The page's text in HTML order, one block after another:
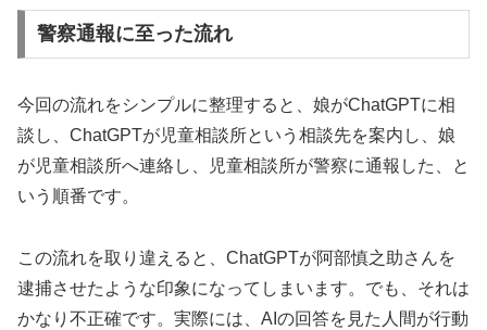
警察通報に至った流れ
今回の流れをシンプルに整理すると、娘がChatGPTに相
談し、ChatGPTが児童相談所という相談先を案内し、娘
が児童相談所へ連絡し、児童相談所が警察に通報した、と
いう順番です。
この流れを取り違えると、ChatGPTが阿部慎之助さんを
逮捕させたような印象になってしまいます。でも、それは
かなり不正確です。実際には、AIの回答を見た人間が行動